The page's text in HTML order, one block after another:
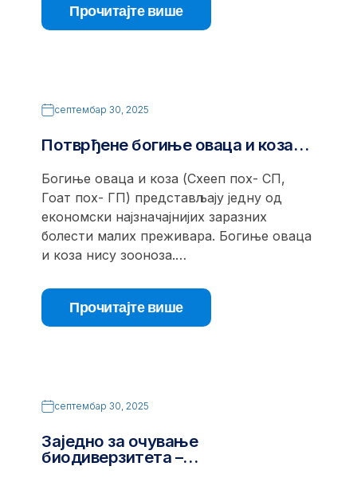
Прочитајте више
септембар 30, 2025
Потврђене богиње оваца и коза…
Богиње оваца и коза (Схееп поx- СП,
Гоат поx- ГП) представљају једну од
економски најзначајнијих заразних
болести малих преживара. Богиње оваца
и коза нису зооноза.…
Прочитајте више
септембар 30, 2025
Заједно за очување
биодиверзитета –…